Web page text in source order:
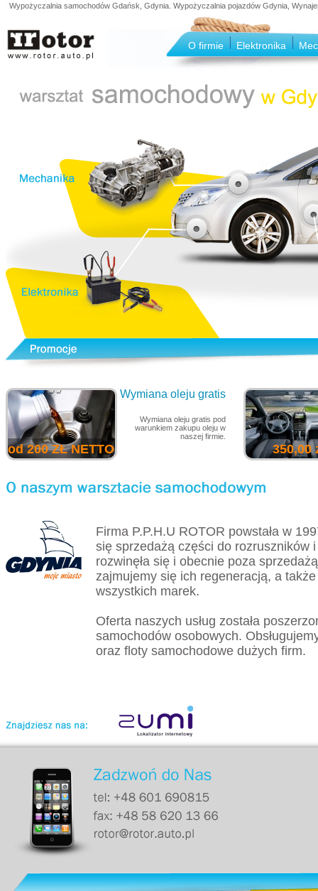
Wypożyczalnia samochodów Gdańsk, Gdynia. Wypożyczalnia pojazdów Gdynia,
O firmie Elektronika
od 200 ZŁ NETTO
Wymiana oleju gratis
Wymiana oleju gratis pod
warunkiem zakupu oleju w
naszej firmie.
350,00
Firma P.P.H.U ROTOR powstała w
się sprzedażą części do rozruszników
rozwinęła się i obecnie poza
zajmujemy się ich regeneracją, a
wszystkich marek.
Oferta naszych usług została
samochodów osobowych.
oraz floty samochodowe dużych firm.